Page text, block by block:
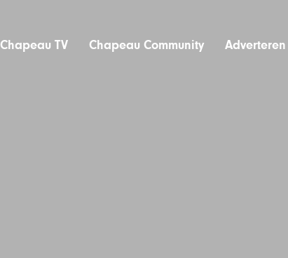
Chapeau TV Chapeau Community Adverteren